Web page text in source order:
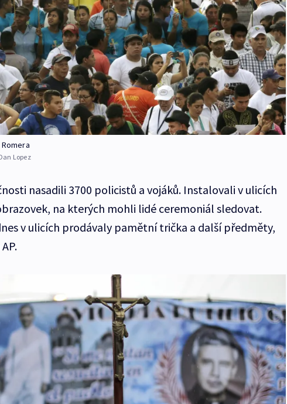
Lopez
nasadili 3700 policistů a vojáků. Instalovali v ulicích
na kterých mohli lidé ceremoniál sledovat.
v ulicích prodávaly pamětní trička a další předměty,
AP.